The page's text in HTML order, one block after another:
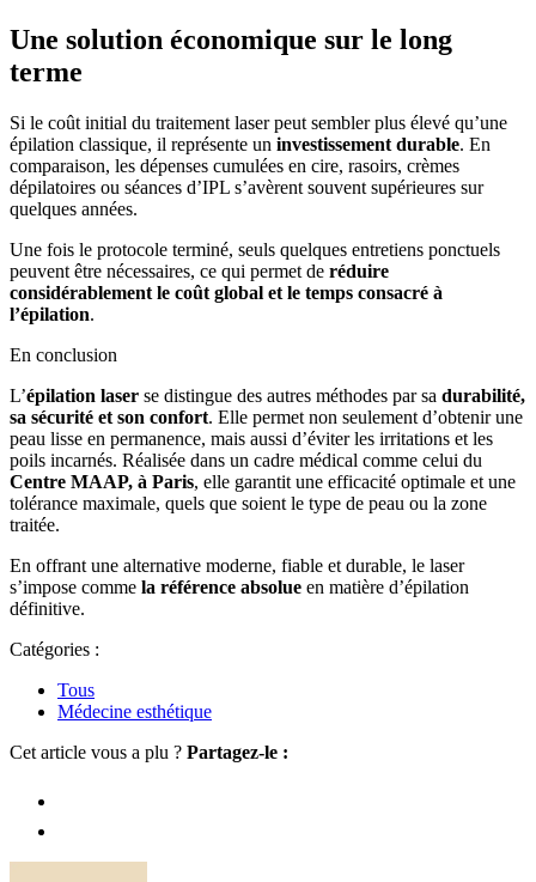
Une solution économique sur le long
terme
Si le coût initial du traitement laser peut sembler plus élevé qu’une
épilation classique, il représente un investissement durable. En
comparaison, les dépenses cumulées en cire, rasoirs, crèmes
dépilatoires ou séances d’IPL s’avèrent souvent supérieures sur
quelques années.
Une fois le protocole terminé, seuls quelques entretiens ponctuels
peuvent être nécessaires, ce qui permet de réduire
considérablement le coût global et le temps consacré à
l’épilation.
En conclusion
L’épilation laser se distingue des autres méthodes par sa durabilité,
sa sécurité et son confort. Elle permet non seulement d’obtenir une
peau lisse en permanence, mais aussi d’éviter les irritations et les
poils incarnés. Réalisée dans un cadre médical comme celui du
Centre MAAP, à Paris, elle garantit une efficacité optimale et une
tolérance maximale, quels que soient le type de peau ou la zone
traitée.
En offrant une alternative moderne, fiable et durable, le laser
s’impose comme la référence absolue en matière d’épilation
définitive.
Catégories :
Tous
Médecine esthétique
Cet article vous a plu ? Partagez-le :